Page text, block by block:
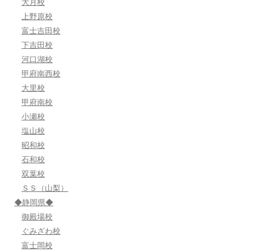
大月校
上野原校
富士吉田校
下吉田校
河口湖校
甲府南西校
大里校
甲府南校
小瀬校
塩山校
昭和校
石和校
双葉校
ＳＳ（山梨）
◆静岡県◆
御殿場校
ぐみざわ校
富士岡校